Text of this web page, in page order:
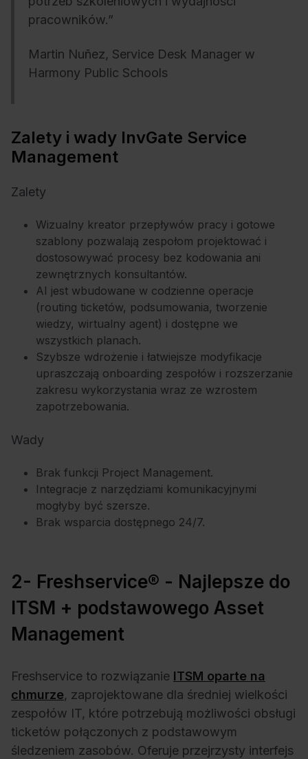
pracowników.”
Martin Nuñez, Service Desk Manager w
Harmony Public Schools
Zalety i wady InvGate Service
Management
Zalety
Wizualny kreator przepływów pracy i gotowe
szablony pozwalają zespołom projektować i
dostosowywać procesy bez kodowania ani
zewnętrznych konsultantów.
AI jest wbudowane w codzienne operacje
(routing ticketów, podsumowania, tworzenie
wiedzy, wirtualny agent) i dostępne we
wszystkich planach.
Szybsze wdrożenie i łatwiejsze modyfikacje
upraszczają onboarding zespołów i rozszerzanie
zakresu wykorzystania wraz ze wzrostem
zapotrzebowania.
Wady
Brak funkcji Project Management.
Integracje z narzędziami komunikacyjnymi
mogłyby być szersze.
Brak wsparcia dostępnego 24/7.
2- Freshservice® - Najlepsze do
ITSM + podstawowego Asset
Management
Freshservice to rozwiązanie ITSM oparte na
chmurze, zaprojektowane dla średniej wielkości
zespołów IT, które potrzebują możliwości obsługi
ticketów połączonych z podstawowym
śledzeniem zasobów. Oferuje przejrzysty interfejs